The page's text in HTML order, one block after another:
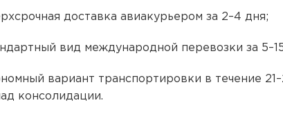
доставка авиакурьером за 2–4 дня;
вид международной перевозки за
вариант транспортировки в течение
консолидации.